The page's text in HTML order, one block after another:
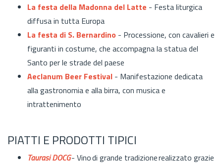
La festa della Madonna del Latte - Festa liturgica
diffusa in tutta Europa
La festa di S. Bernardino - Processione, con cavalieri e
figuranti in costume, che accompagna la statua del
Santo per le strade del paese
Aeclanum Beer Festival - Manifestazione dedicata
alla gastronomia e alla birra, con musica e
intrattenimento
PIATTI E PRODOTTI TIPICI
Taurasi DOCG- Vino di grande tradizione realizzato grazie